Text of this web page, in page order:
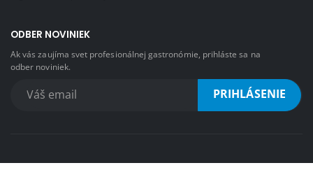
ODBER NOVINIEK
Ak vás zaujíma svet profesionálnej gastronómie, prihláste sa na
odber noviniek.